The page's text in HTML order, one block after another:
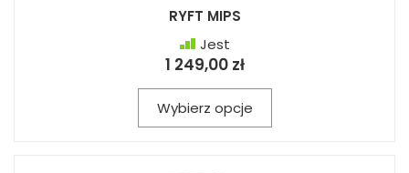
RYFT MIPS
Jest
1 249,00 zł
Wybierz opcje